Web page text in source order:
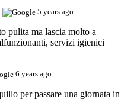
5 years ago
pulita ma lascia molto a
servizi igienici
6 years ago
per passare una giornata in